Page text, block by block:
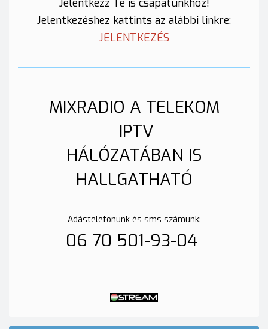
Jelentkezéshez kattints az alábbi linkre:
JELENTKEZÉS
MIXRADIO A TELEKOM
IPTV
HÁLÓZATÁBAN IS
HALLGATHATÓ
Adástelefonunk és sms számunk:
06 70 501-93-04